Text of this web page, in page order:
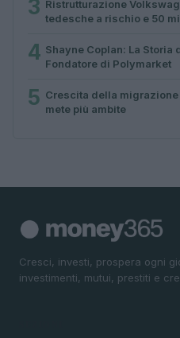
3 Ristrutturazione
tedesche a rischio e 50
4 Shayne Coplan: La
Fondatore di Polymarket
5 Crescita della
mete più ambite
Cresci, investi, prospera ogni
investimenti, mutui, prestiti e